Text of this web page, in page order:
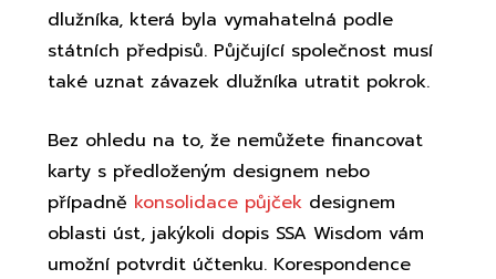
dlužníka, která byla vymahatelná podle
státních předpisů. Půjčující společnost musí
také uznat závazek dlužníka utratit pokrok.
Bez ohledu na to, že nemůžete financovat
karty s předloženým designem nebo
případně konsolidace půjčekdesignem
oblasti úst, jakýkoli dopis SSA Wisdom vám
umožní potvrdit účtenku. Korespondence